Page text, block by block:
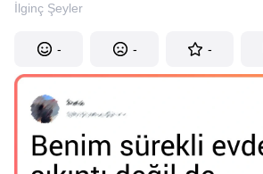
İlginç Şeyler
- - -